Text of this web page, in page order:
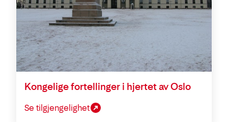
Kongelige fortellinger i hjertet av Oslo
Se tilgjengelighet